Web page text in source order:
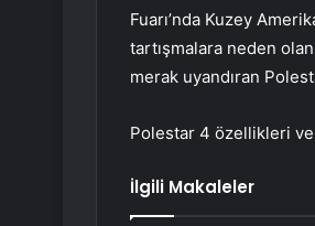
Fuarı’nda Kuzey
tartışmalara neden
merak uyandıran
Polestar 4 özellikleri
İlgili Makaleler